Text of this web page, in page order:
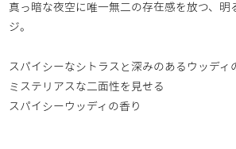
真っ暗な夜空に唯一無二の存在感を放つ、明
ジ。
スパイシーなシトラスと深みのあるウッディ
ミステリアスな二面性を見せる
スパイシーウッディの香り